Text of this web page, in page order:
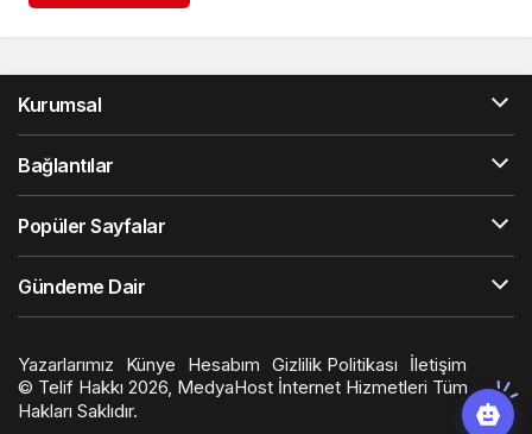
Kurumsal
Bağlantılar
Popüler Sayfalar
Gündeme Dair
Yazarlarımız Künye Hesabım Gizlilik Politikası
İletişim
© Telif Hakkı 2026, MedyaHost İnternet Hizmetleri Tüm
Hakları Saklıdır.